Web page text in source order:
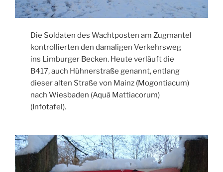
Die Soldaten des Wachtposten am Zugmantel
kontrollierten den damaligen Verkehrsweg
ins Limburger Becken. Heute verläuft die
B417, auch Hühnerstraße genannt, entlang
dieser alten Straße von Mainz (Mogontiacum)
nach Wiesbaden (Aquä Mattiacorum)
(Infotafel).